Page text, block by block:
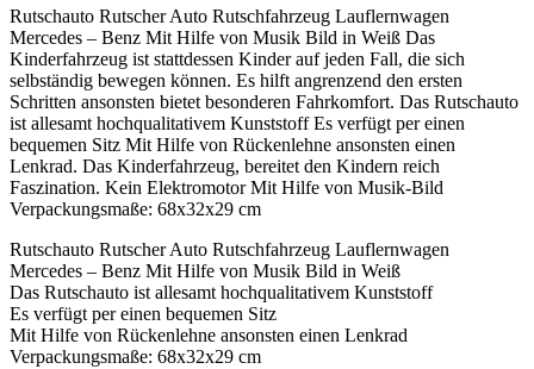
Weiss
Weiß…
Menge
Rutschauto Rutscher Auto Rutschfahrzeug Lauflernwagen
Mercedes – Benz Mit Hilfe von Musik Bild in Weiß Das
Kinderfahrzeug ist stattdessen Kinder auf jeden Fall, die sich
selbständig bewegen können. Es hilft angrenzend den ersten
Schritten ansonsten bietet besonderen Fahrkomfort. Das Rutschauto
ist allesamt hochqualitativem Kunststoff Es verfügt per einen
bequemen Sitz Mit Hilfe von Rückenlehne ansonsten einen
Lenkrad. Das Kinderfahrzeug, bereitet den Kindern reich
Faszination. Kein Elektromotor Mit Hilfe von Musik-Bild
Verpackungsmaße: 68x32x29 cm
Rutschauto Rutscher Auto Rutschfahrzeug Lauflernwagen
Mercedes – Benz Mit Hilfe von Musik Bild in Weiß
Das Rutschauto ist allesamt hochqualitativem Kunststoff
Es verfügt per einen bequemen Sitz
Mit Hilfe von Rückenlehne ansonsten einen Lenkrad
Verpackungsmaße: 68x32x29 cm